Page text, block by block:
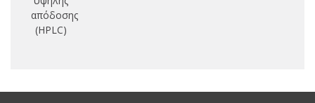
απόδοσης
(HPLC)